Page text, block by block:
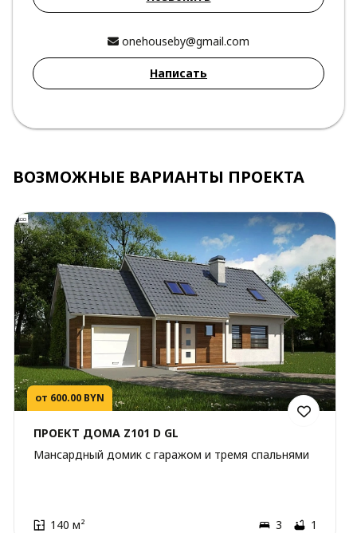
onehouseby@gmail.com
Написать
ВОЗМОЖНЫЕ ВАРИАНТЫ ПРОЕКТА
от 600.00 BYN
ПРОЕКТ ДОМА Z101 D GL
Мансардный домик с гаражом и тремя спальнями
140 м² 3 1